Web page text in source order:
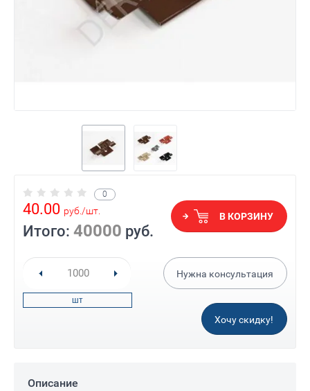
0
40.00 руб./шт.
Итого: 40000 руб.
В КОРЗИНУ
шт
Нужна консультация
Хочу скидку!
Описание